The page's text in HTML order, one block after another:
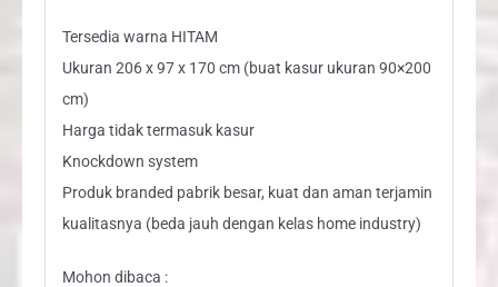
Tersedia warna HITAM
Ukuran 206 x 97 x 170 cm (buat kasur ukuran 90×200
cm)
Harga tidak termasuk kasur
Knockdown system
Produk branded pabrik besar, kuat dan aman terjamin
kualitasnya (beda jauh dengan kelas home industry)
Mohon dibaca :